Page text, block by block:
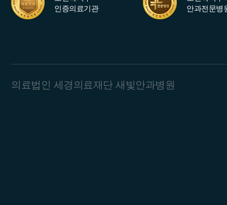
인증의료기관
안과전문병
의료법인 세경의료재단 새빛안과병원